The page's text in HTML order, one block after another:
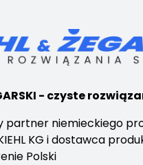
- czyste
partner niemieckiego
KG i dostawca
Polski